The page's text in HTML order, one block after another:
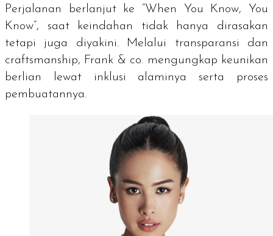
Perjalanan berlanjut ke “When You Know, You
Know”, saat keindahan tidak hanya dirasakan
tetapi juga diyakini. Melalui transparansi dan
craftsmanship, Frank & co. mengungkap keunikan
berlian lewat inklusi alaminya serta proses
pembuatannya.